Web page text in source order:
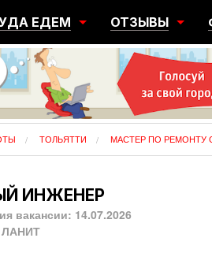
ЕДЕМ ОТЗЫВЫ
ПЕРЕЕЗДЫ
ЭМИГРАЦИЯ
ТОЛЬЯТТИ МАСТЕР ПО РЕМОНТУ
ИНЖЕНЕР
вакансии: 14.07.2026
ЛАНИТ